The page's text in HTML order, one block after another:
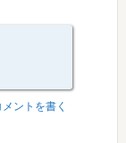
メントを書く